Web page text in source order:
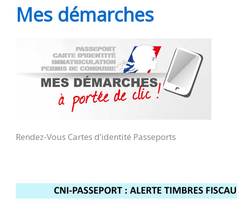
Mes démarches
Rendez-Vous Cartes d’identité Passeports